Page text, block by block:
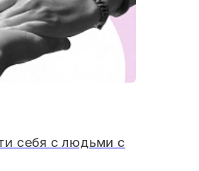
себя с людьми с